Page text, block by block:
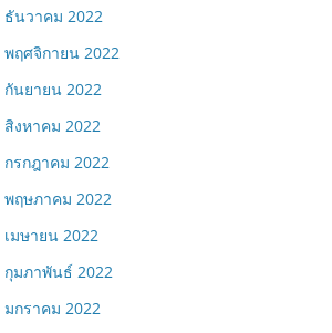
ธันวาคม 2022
พฤศจิกายน 2022
กันยายน 2022
สิงหาคม 2022
กรกฎาคม 2022
พฤษภาคม 2022
เมษายน 2022
กุมภาพันธ์ 2022
มกราคม 2022